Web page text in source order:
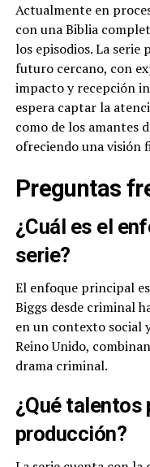
Actualmente en
con una Biblia
los episodios. La serie
futuro cercano, con
impacto y recepción
espera captar la
como de los amantes
ofreciendo una visión
Preguntas
¿Cuál es el
serie?
El enfoque principal
Biggs desde criminal
en un contexto social
Reino Unido,
drama criminal.
¿Qué talentos
producción?